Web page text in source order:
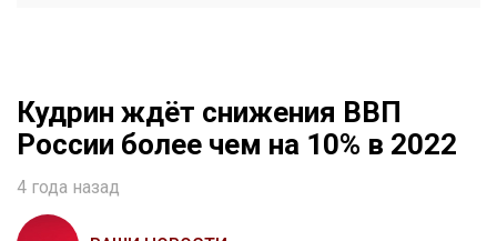
Кудрин ждёт снижения ВВП
России более чем на 10% в 2022
4 года назад